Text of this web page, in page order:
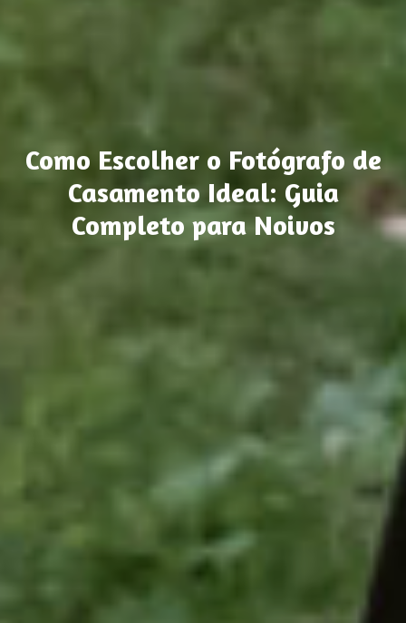
Como Escolher o Fotógrafo de
Casamento Ideal: Guia
Completo para Noivos